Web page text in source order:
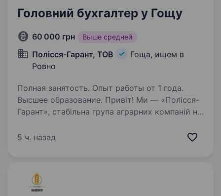
Головний бухгалтер у Гощу
60 000 грн Выше средней
Полісся-Гарант, ТОВ
Гоща, ищем в
Ровно
Полная занятость. Опыт работы от 1 года.
Высшее образование. Привіт! Ми — «Полісся-
Гарант», стабільна група аграрних компаній на
понад 65 працівників і бізнес продовжує
5 ч. назад